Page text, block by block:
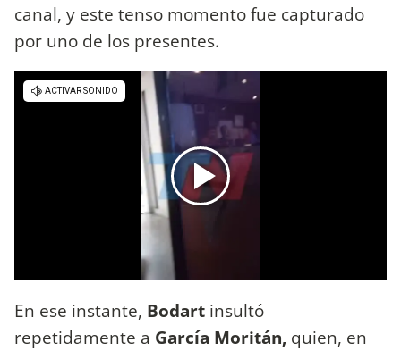
canal, y este tenso momento fue capturado
por uno de los presentes.
En ese instante, Bodart insultó
repetidamente a García Moritán, quien, en